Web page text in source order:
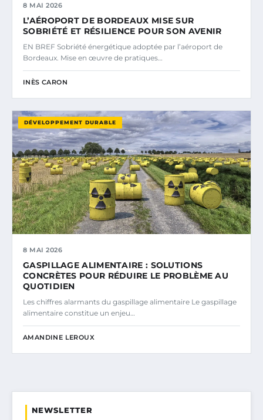
8 MAI 2026
L’AÉROPORT DE BORDEAUX MISE SUR
SOBRIÉTÉ ET RÉSILIENCE POUR SON AVENIR
EN BREF Sobriété énergétique adoptée par l’aéroport de
Bordeaux. Mise en œuvre de pratiques…
INÈS CARON
DÉVELOPPEMENT DURABLE
8 MAI 2026
GASPILLAGE ALIMENTAIRE : SOLUTIONS
CONCRÈTES POUR RÉDUIRE LE PROBLÈME AU
QUOTIDIEN
Les chiffres alarmants du gaspillage alimentaire Le gaspillage
alimentaire constitue un enjeu…
AMANDINE LEROUX
NEWSLETTER